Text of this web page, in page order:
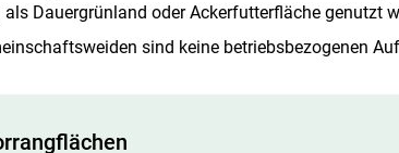
Dauergrünland oder Ackerfutterfläche genutzt
sind keine betriebsbezogenen